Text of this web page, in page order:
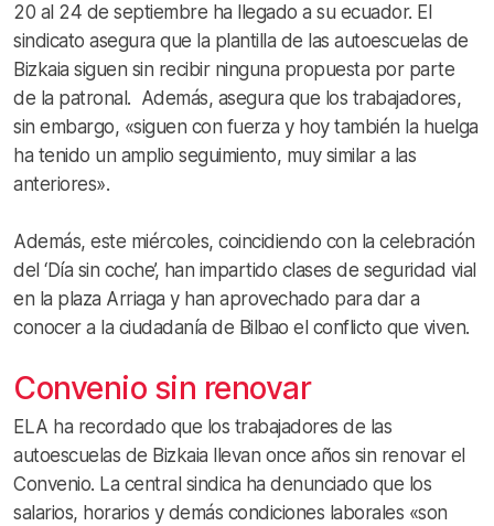
20 al 24 de septiembre ha llegado a su ecuador. El
sindicato asegura que la plantilla de las autoescuelas de
Bizkaia siguen sin recibir ninguna propuesta por parte
de la patronal. Además, asegura que los trabajadores,
sin embargo, «siguen con fuerza y hoy también la huelga
ha tenido un amplio seguimiento, muy similar a las
anteriores».
Además, este miércoles, coincidiendo con la celebración
del ‘Día sin coche’, han impartido clases de seguridad vial
en la plaza Arriaga y han aprovechado para dar a
conocer a la ciudadanía de Bilbao el conflicto que viven.
Convenio sin renovar
ELA ha recordado que los trabajadores de las
autoescuelas de Bizkaia llevan once años sin renovar el
Convenio. La central sindica ha denunciado que los
salarios, horarios y demás condiciones laborales «son